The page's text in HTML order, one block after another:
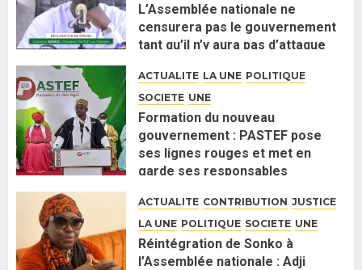
L’Assemblée nationale ne
censurera pas le gouvernement
tant qu’il n’y aura pas d’attaque
2 JUIN 2026 0
ACTUALITE LA UNE POLITIQUE
SOCIETE UNE
Formation du nouveau
gouvernement : PASTEF pose
ses lignes rouges et met en
garde ses responsables
ACTUALITE CONTRIBUTION JUSTICE
LA UNE POLITIQUE SOCIETE UNE
Réintégration de Sonko à
l’Assemblée nationale : Adji